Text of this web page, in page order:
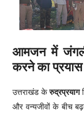
आमजन में
करने का
उत्तराखंड केरुद्रप्रयाग
और वन्यजीवों के बीच